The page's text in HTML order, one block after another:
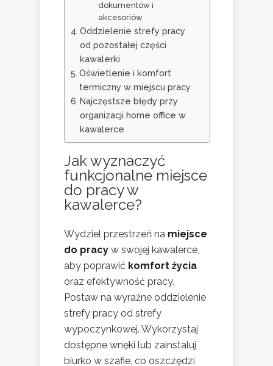
dokumentów i
akcesoriów
Oddzielenie strefy pracy
od pozostałej części
kawalerki
Oświetlenie i komfort
termiczny w miejscu pracy
Najczęstsze błędy przy
organizacji home office w
kawalerce
Jak wyznaczyć
funkcjonalne miejsce
do pracy w
kawalerce?
Wydziel przestrzeń na miejsce
do pracy w swojej kawalerce,
aby poprawić komfort życia
oraz efektywność pracy.
Postaw na wyraźne oddzielenie
strefy pracy od strefy
wypoczynkowej. Wykorzystaj
dostępne wnęki lub zainstaluj
biurko w szafie, co oszczędzi